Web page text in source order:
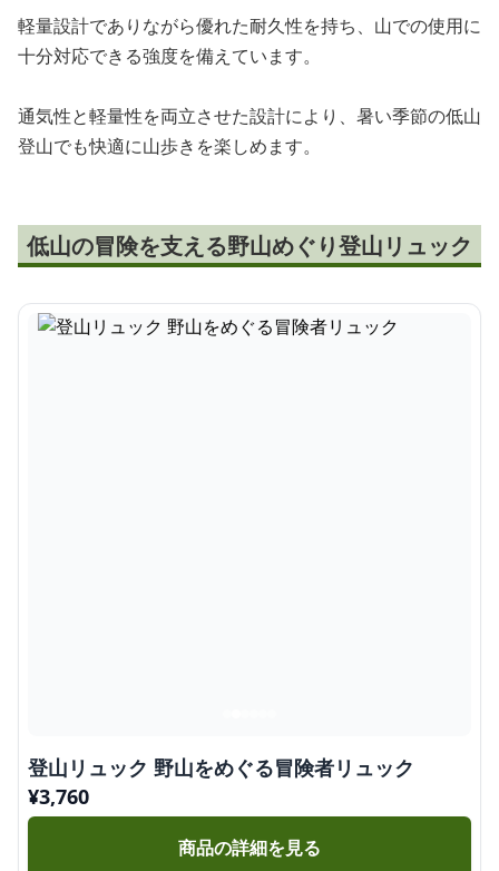
軽量設計でありながら優れた耐久性を持ち、山での使用に
十分対応できる強度を備えています。
通気性と軽量性を両立させた設計により、暑い季節の低山
登山でも快適に山歩きを楽しめます。
低山の冒険を支える野山めぐり登山リュック
登山リュック 野山をめぐる冒険者リュック
¥3,760
商品の詳細を見る